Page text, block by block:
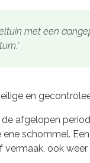
met een
en
afgelopen
schommel.
vermaak, ook weer